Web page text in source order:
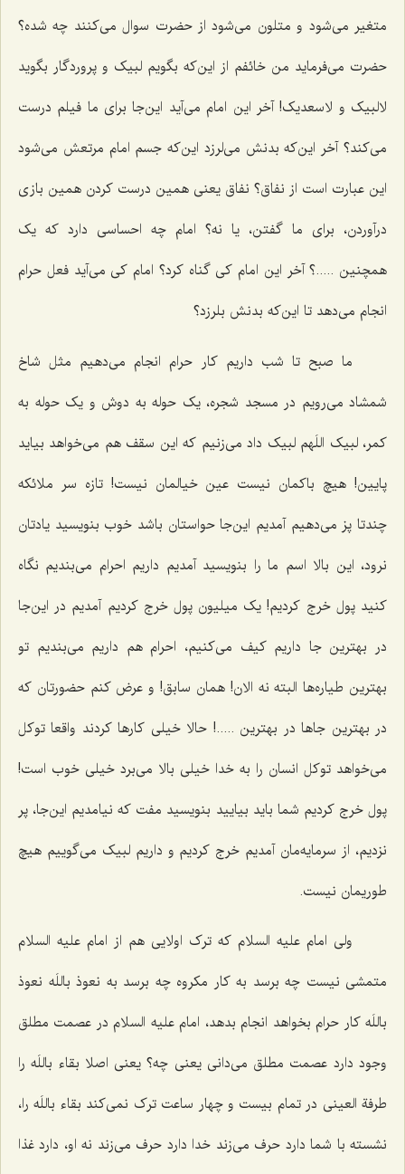
متغیر می‌شود و متلون می‌شود از حضرت سوال می‌کنند چه شده؟
حضرت می‌فرماید من خائفم از این‌که بگویم لبیک و پروردگار بگوید
لالبیک و لاسعدیک! آخر این امام می‌آید این‌جا برای ما فیلم درست
می‌کند؟ آخر این‌که بدنش می‌لرزد این‌که جسم امام مرتعش می‌شود
این عبارت است از نفاق؟ نفاق یعنی همین درست کردن همین بازی
درآوردن، برای ما گفتن، یا نه؟ امام چه احساسی دارد که یک
همچنین .....؟ آخر این امام کی گناه کرد؟ امام کی می‌آید فعل حرام
انجام می‌دهد تا این‌که بدنش بلرزد؟
ما صبح تا شب داریم کار حرام انجام می‌دهیم مثل شاخ
شمشاد می‌رویم در مسجد شجره، یک حوله به دوش و یک حوله به
کمر، لبیک اللَهم لبیک داد می‌زنیم که این سقف هم می‌خواهد بیاید
پایین! هیچ باکمان نیست عین خیالمان نیست! تازه سر ملائکه
چندتا پز می‌دهیم آمدیم این‌جا حواستان باشد خوب بنویسید یادتان
نرود، این بالا اسم ما را بنویسید آمدیم داریم احرام می‌بندیم نگاه
کنید پول خرج کردیم! یک میلیون پول خرج کردیم آمدیم در این‌جا
در بهترین جا داریم کیف می‌کنیم، احرام هم داریم می‌بندیم تو
بهترین طیاره‌ها البته نه الان! همان سابق! و عرض کنم حضورتان که
در بهترین جاها در بهترین .....! حالا خیلی کارها کردند واقعا توکل
می‌خواهد توکل انسان را به خدا خیلی بالا می‌برد خیلی خوب است!
پول خرج کردیم شما باید بیایید بنویسید مفت که نیامدیم این‌جا، پر
نزدیم، از سرمایه‌مان آمدیم خرج کردیم و داریم لبیک می‌گوییم هیچ
طوریمان نیست.
ولی امام علیه السلام که ترک اولایی هم از امام علیه السلام
متمشی نیست چه برسد به کار مکروه چه برسد به نعوذ باللَه نعوذ
باللَه کار حرام بخواهد انجام بدهد، امام علیه السلام در عصمت مطلق
وجود دارد عصمت مطلق می‌دانی یعنی چه؟ یعنی اصلا بقاء باللَه را
طرفة العینی در تمام بیست و چهار ساعت ترک نمی‌کند بقاء باللَه را،
نشسته با شما دارد حرف می‌زند خدا دارد حرف می‌زند نه او، دارد غذا